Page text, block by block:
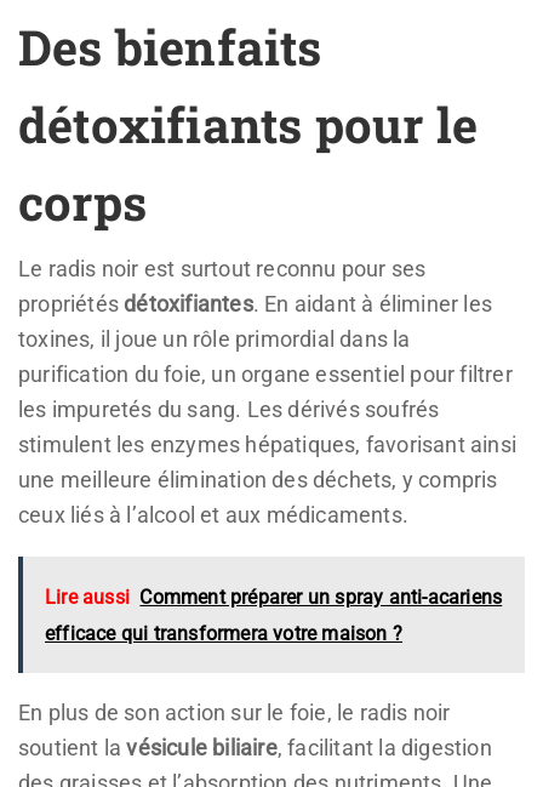
Des bienfaits
détoxifiants pour le
corps
Le radis noir est surtout reconnu pour ses
propriétésdétoxifiantes. En aidant à éliminer les
toxines, il joue un rôle primordial dans la
purification du foie, un organe essentiel pour filtrer
les impuretés du sang. Les dérivés soufrés
stimulent les enzymes hépatiques, favorisant ainsi
une meilleure élimination des déchets, y compris
ceux liés à l’alcool et aux médicaments.
Lire aussi Comment préparer un spray anti-acariens
efficace qui transformera votre maison ?
En plus de son action sur le foie, le radis noir
soutient lavésicule biliaire, facilitant la digestion